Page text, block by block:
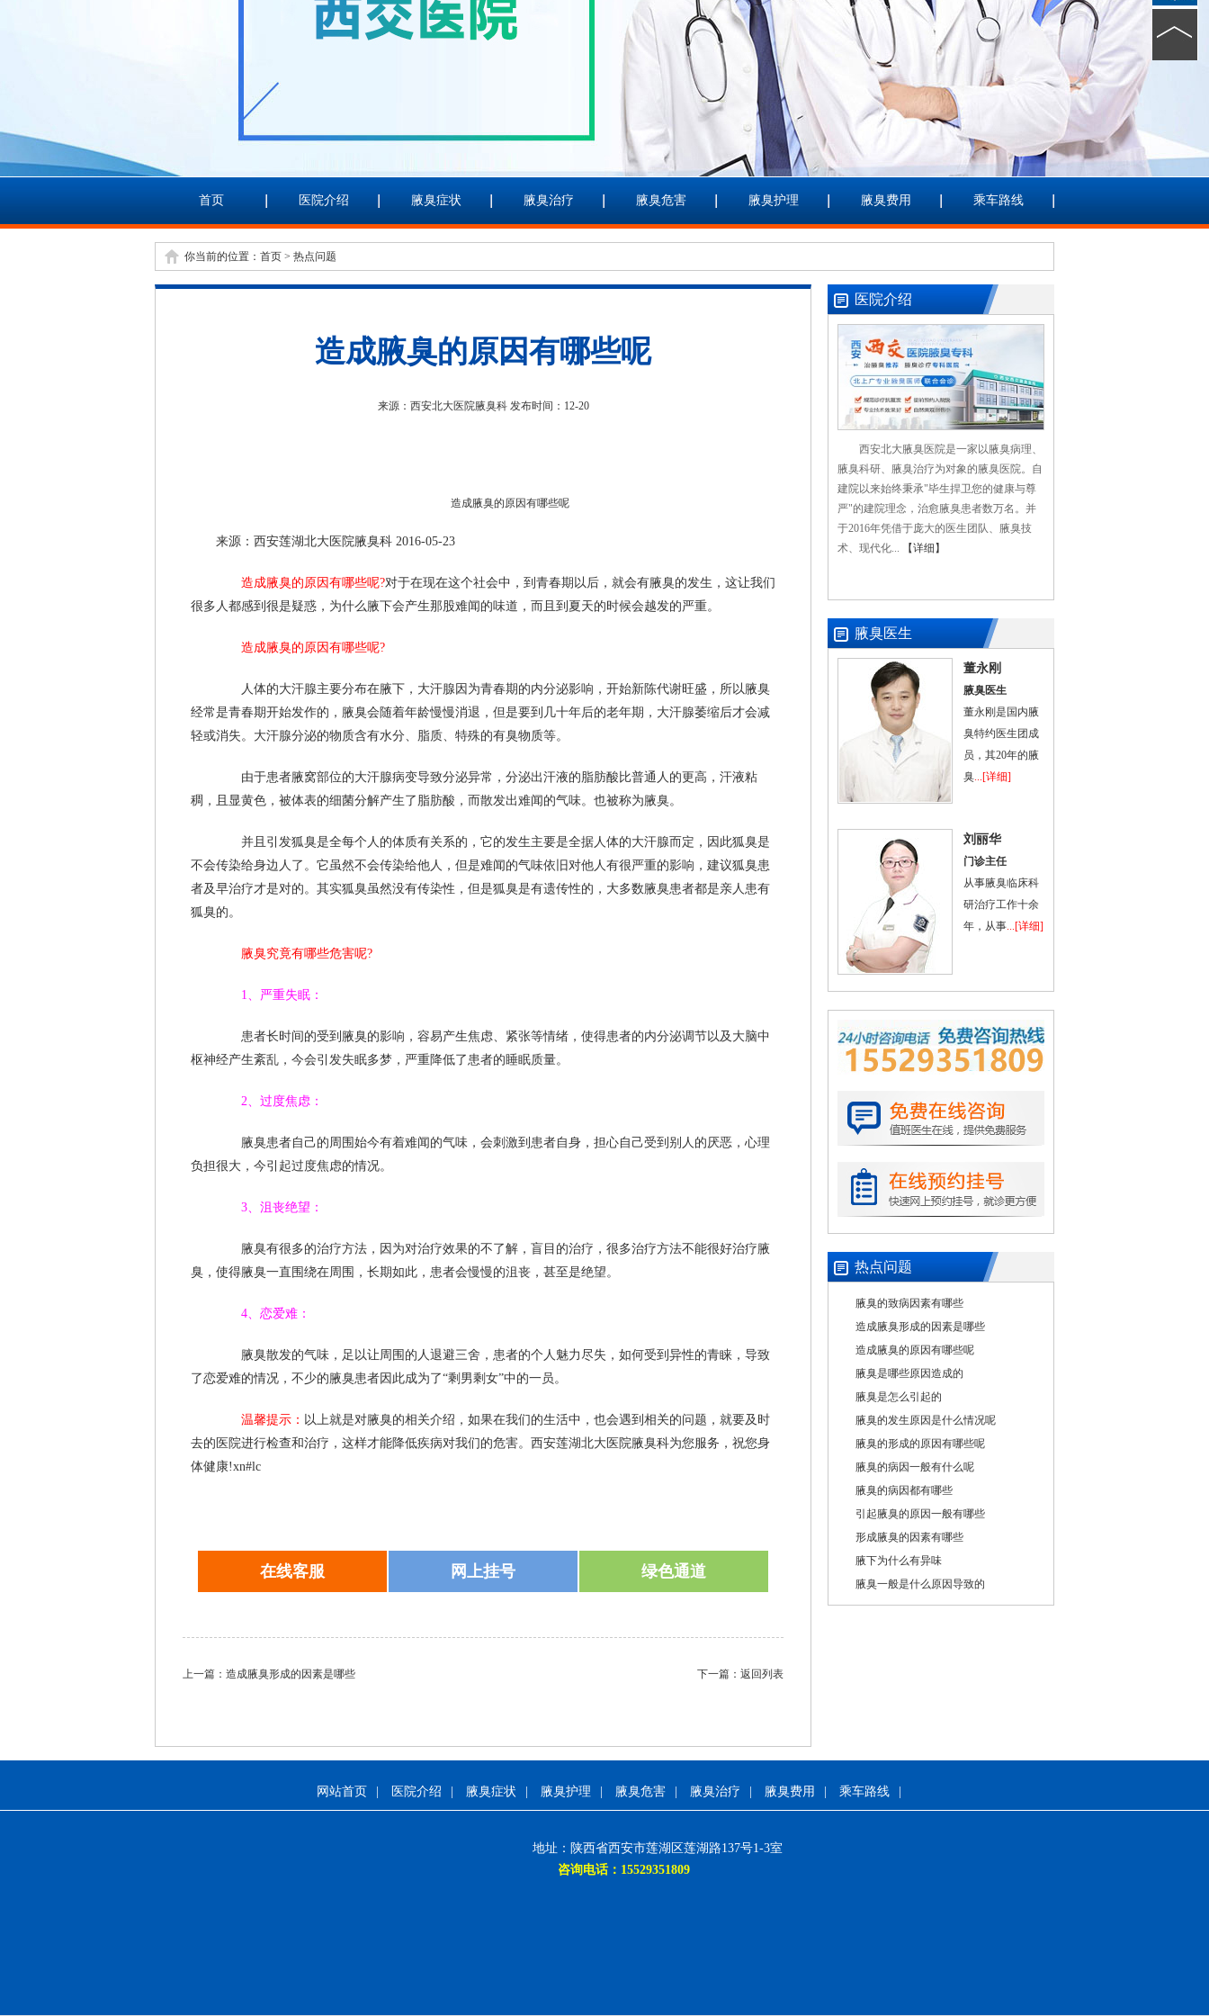
首页 医院介绍 腋臭症状 腋臭治疗 腋臭危害 腋臭护理 腋臭费用 乘车路线
你当前的位置： 首页 > 热点问题
造成腋臭的原因有哪些呢
来源：西安北大医院腋臭科 发布时间：12-20
造成腋臭的原因有哪些呢
来源：西安莲湖北大医院腋臭科 2016-05-23
造成腋臭的原因有哪些呢?对于在现在这个社会中，到青春期以后，就会有腋臭的发生，这让我们
很多人都感到很是疑惑，为什么腋下会产生那股难闻的味道，而且到夏天的时候会越发的严重。
造成腋臭的原因有哪些呢?
人体的大汗腺主要分布在腋下，大汗腺因为青春期的内分泌影响，开始新陈代谢旺盛，所以腋臭
经常是青春期开始发作的，腋臭会随着年龄慢慢消退，但是要到几十年后的老年期，大汗腺萎缩后才会减
轻或消失。大汗腺分泌的物质含有水分、脂质、特殊的有臭物质等。
由于患者腋窝部位的大汗腺病变导致分泌异常，分泌出汗液的脂肪酸比普通人的更高，汗液粘
稠，且显黄色，被体表的细菌分解产生了脂肪酸，而散发出难闻的气味。也被称为腋臭。
并且引发狐臭是全每个人的体质有关系的，它的发生主要是全据人体的大汗腺而定，因此狐臭是
不会传染给身边人了。它虽然不会传染给他人，但是难闻的气味依旧对他人有很严重的影响，建议狐臭患
者及早治疗才是对的。其实狐臭虽然没有传染性，但是狐臭是有遗传性的，大多数腋臭患者都是亲人患有
狐臭的。
腋臭究竟有哪些危害呢?
1、严重失眠：
患者长时间的受到腋臭的影响，容易产生焦虑、紧张等情绪，使得患者的内分泌调节以及大脑中
枢神经产生紊乱，今会引发失眠多梦，严重降低了患者的睡眠质量。
2、过度焦虑：
腋臭患者自己的周围始今有着难闻的气味，会刺激到患者自身，担心自己受到别人的厌恶，心理
负担很大，今引起过度焦虑的情况。
3、沮丧绝望：
腋臭有很多的治疗方法，因为对治疗效果的不了解，盲目的治疗，很多治疗方法不能很好治疗腋
臭，使得腋臭一直围绕在周围，长期如此，患者会慢慢的沮丧，甚至是绝望。
4、恋爱难：
腋臭散发的气味，足以让周围的人退避三舍，患者的个人魅力尽失，如何受到异性的青睐，导致
了恋爱难的情况，不少的腋臭患者因此成为了“剩男剩女”中的一员。
温馨提示： 以上就是对腋臭的相关介绍，如果在我们的生活中，也会遇到相关的问题，就要及时
去的医院进行检查和治疗，这样才能降低疾病对我们的危害。西安莲湖北大医院腋臭科为您服务，祝您身
体健康!xn#lc
在线客服 网上挂号 绿色通道
上一篇： 造成腋臭形成的因素是哪些 下一篇： 返回列表
医院介绍
西安北大腋臭医院是一家以腋臭病理、
腋臭科研、腋臭治疗为对象的腋臭医院。自
建院以来始终秉承"毕生捍卫您的健康与尊
严"的建院理念，治愈腋臭患者数万名。并
于2016年凭借于庞大的医生团队、腋臭技
术、现代化...
【详细】
腋臭医生
董永刚
腋臭医生
董永刚是国内腋
臭特约医生团成
员，其20年的腋
臭...[详细]
刘丽华
门诊主任
从事腋臭临床科
研治疗工作十余
年，从事...[详细]
热点问题
腋臭的致病因素有哪些
造成腋臭形成的因素是哪些
造成腋臭的原因有哪些呢
腋臭是哪些原因造成的
腋臭是怎么引起的
腋臭的发生原因是什么情况呢
腋臭的形成的原因有哪些呢
腋臭的病因一般有什么呢
腋臭的病因都有哪些
引起腋臭的原因一般有哪些
形成腋臭的因素有哪些
腋下为什么有异味
腋臭一般是什么原因导致的
网站首页 医院介绍 腋臭症状 腋臭护理 腋臭危害 腋臭治疗 腋臭费用 乘车路线
地址：陕西省西安市莲湖区莲湖路137号1-3室
咨询电话：15529351809